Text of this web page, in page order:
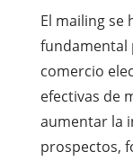
El mailing
fundamental
comercio
efectivas de
aumentar la
prospectos,